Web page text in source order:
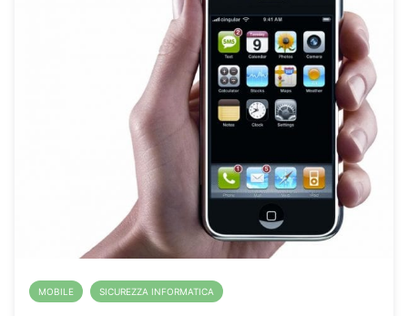
MOBILE SICUREZZA INFORMATICA